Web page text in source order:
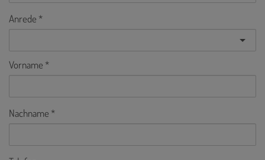
Anrede
Vorname
Nachname